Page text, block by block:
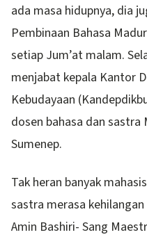
ada masa hidupnya, dia
Pembinaan Bahasa
setiap Jum’at malam.
menjabat kepala Kantor
Kebudayaan
dosen bahasa dan sastra
Sumenep.
Tak heran banyak
sastra merasa
Amin Bashiri- Sang